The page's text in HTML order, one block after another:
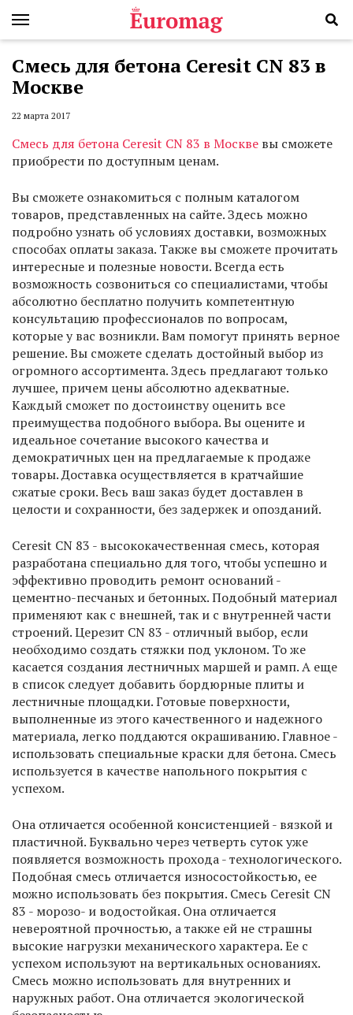
Смесь для бетона Ceresit CN 83 в
Москве
22 марта 2017
Смесь для бетона Ceresit CN 83 в Москве вы сможете
приобрести по доступным ценам.
Вы сможете ознакомиться с полным каталогом
товаров, представленных на сайте. Здесь можно
подробно узнать об условиях доставки, возможных
способах оплаты заказа. Также вы сможете прочитать
интересные и полезные новости. Всегда есть
возможность созвониться со специалистами, чтобы
абсолютно бесплатно получить компетентную
консультацию профессионалов по вопросам,
которые у вас возникли. Вам помогут принять верное
решение. Вы сможете сделать достойный выбор из
огромного ассортимента. Здесь предлагают только
лучшее, причем цены абсолютно адекватные.
Каждый сможет по достоинству оценить все
преимущества подобного выбора. Вы оцените и
идеальное сочетание высокого качества и
демократичных цен на предлагаемые к продаже
товары. Доставка осуществляется в кратчайшие
сжатые сроки. Весь ваш заказ будет доставлен в
целости и сохранности, без задержек и опозданий.
Ceresit CN 83 - высококачественная смесь, которая
разработана специально для того, чтобы успешно и
эффективно проводить ремонт оснований -
цементно-песчаных и бетонных. Подобный материал
применяют как с внешней, так и с внутренней части
строений. Церезит CN 83 - отличный выбор, если
необходимо создать стяжки под уклоном. То же
касается создания лестничных маршей и рамп. А еще
в список следует добавить бордюрные плиты и
лестничные площадки. Готовые поверхности,
выполненные из этого качественного и надежного
материала, легко поддаются окрашиванию. Главное -
использовать специальные краски для бетона. Смесь
используется в качестве напольного покрытия с
успехом.
Она отличается особенной консистенцией - вязкой и
пластичной. Буквально через четверть суток уже
появляется возможность прохода - технологического.
Подобная смесь отличается износостойкостью, ее
можно использовать без покрытия. Смесь Ceresit CN
83 - морозо- и водостойкая. Она отличается
невероятной прочностью, а также ей не страшны
высокие нагрузки механического характера. Ее с
успехом используют на вертикальных основаниях.
Смесь можно использовать для внутренних и
наружных работ. Она отличается экологической